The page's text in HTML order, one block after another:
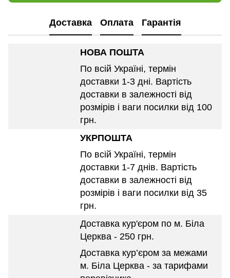
Доставка Оплата Гарантія
НОВА ПОШТА
По всій Україні, термін
доставки 1-3 дні. Вартість
доставки в залежності від
розмірів і ваги посилки від 100
грн.
УКРПОШТА
По всій Україні, термін
доставки 1-7 днів. Вартість
доставки в залежності від
розмірів і ваги посилки від 35
грн.
Доставка кур'єром по м. Біла
Церква - 250 грн.
Доставка кур’єром за межами
м. Біла Церква - за тарифами